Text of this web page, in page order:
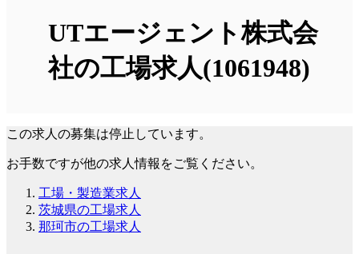
UTエージェント株式会
社の工場求人(1061948)
この求人の募集は停止しています。
お手数ですが他の求人情報をご覧ください。
工場・製造業求人
茨城県の工場求人
那珂市の工場求人